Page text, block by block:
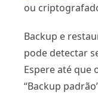
ou
Backup e
pode detectar
Espere até que
“Backup